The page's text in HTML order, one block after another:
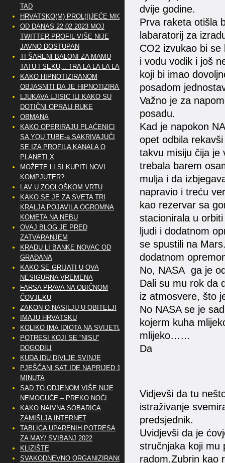
dvije godine.
Prva raketa otišla
labaratorij za
CO2 izvukao bi
i vodu vodik i još
koji bi imao
posadom
Važno je za
posadu.
Kad je napokon
opet odbila
takvu misiju čija je
trebala barem
mulja i da
napravio i treću
kao rezervar sa
stacionirala u
ljudi i dodatnom
se spustili na
dodatnom
No, NASA ga je
Dali su mu rok da
iz atmosvere, što
No NASA se je
kojerm kuha
mlijeko……
Da
Vidjevši da tu
istraživanje
predsjednik.
Uvidjevši da je
stručnjaka koji mu
radom.Zubrin kao
TAD
HRVATSKO(M) PROL(I)JEĆE MIG
OD DANAS 22.02.2023 MOJ
TWITTER PROFIL VIŠE NIJE
JAVNO DOSTUPAN
TI ŠARENI BALONI ZA MAMU
TATU I SEKU,.. TRA LA LA LA LA
KAKO HIPNOTIZIRANOM
OBJASNITI DA JE HIPNOTIZIRAN
LJUKAVA LJISIC ILI KAKO SU
DOTIČNI OPRALI RUKE
OBMANA
KAKO OPERIRAJU PLAĆENICI
SA YOU TUBE-a SAKRIVAJUĆI
SE IZA PROFILA KANALA O
PLANETI X
MOŽETE LI SI KUPITI NOVI
KOMPJUTER?
LAV U ZOOLOŠKOM VRTU
KAKO SE JE ZA SVETA TRI
KRALJA POJAVILA OGROMNA
KOMETA NA NEBU
OVAJ BLOG JE PRED
ZATVARANJEM
KRADU LI BANKE NOVAC OD
GRAĐANA
KAKO SE GRIJATI U OVA
NESIGURNA VREMENA
FARSA PRAVA NA OBIČNOM
ČOVJEKU
ZAKON O NASILJU U OBITELJI
IMAJU HRVATSKU
KOLIKO IMA IDIOTA NA SVIJETU?
POTRESI KOJI SE “NISU”
DOGODILI
KUDA IDU DIVLJE SVINJE
PJEŠČANI SAT IDE NAPRIJED 10
MINUTA
SAD TO ODJENOM VIŠE NIJE
NEMOGUĆE – PREKO NOĆI
KAKO NAIVNA SOBARICA
ZAMIŠLJA INTERNET
TABLICA UPARENIH POTRESA
ZA MAY/ SVIBANJ 2022
KLIZIŠTE
SVAKODNEVNO ORGANIZIRANO